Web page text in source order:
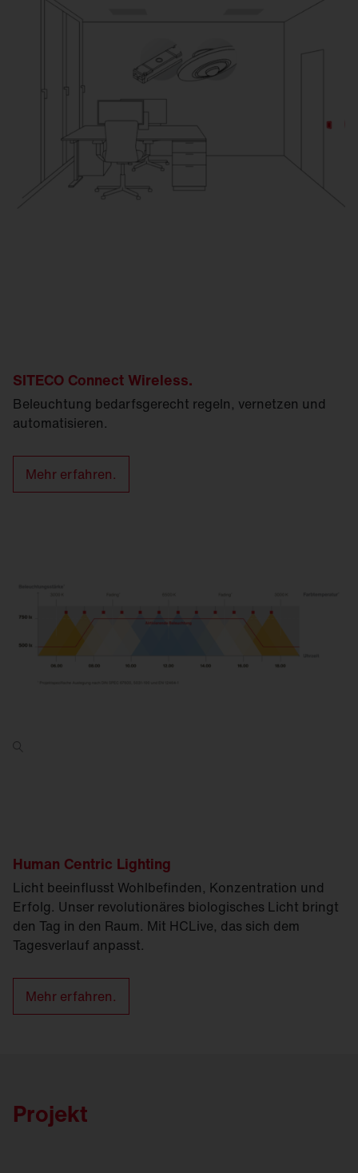
SITECO Connect Wireless.
Beleuchtung bedarfsgerecht regeln, vernetzen und
automatisieren.
Mehr erfahren.
Human Centric Lighting
Licht beeinflusst Wohlbefinden, Konzentration und
Erfolg. Unser revolutionäres biologisches Licht bringt
den Tag in den Raum. Mit HCLive, das sich dem
Tagesverlauf anpasst.
Mehr erfahren.
Projekt